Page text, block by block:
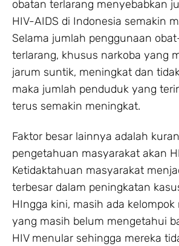
obatan terlarang menyebabkan
HIV-AIDS di Indonesia semakin
Selama jumlah penggunaan
terlarang, khusus narkoba yang
jarum suntik, meningkat dan
maka jumlah penduduk yang
terus semakin meningkat.
Faktor besar lainnya adalah
pengetahuan masyarakat akan
Ketidaktahuan masyarakat
terbesar dalam peningkatan
HIngga kini, masih ada
yang masih belum mengetahui
HIV menular sehingga mereka